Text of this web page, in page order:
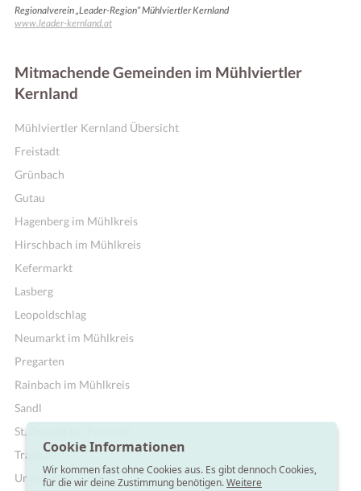
Regionalverein „Leader-Region“ Mühlviertler Kernland
www.leader-kernland.at
Mitmachende Gemeinden im Mühlviertler
Kernland
Mühlviertler Kernland Übersicht
Freistadt
Grünbach
Gutau
Hagenberg im Mühlkreis
Hirschbach im Mühlkreis
Kefermarkt
Lasberg
Leopoldschlag
Neumarkt im Mühlkreis
Pregarten
Rainbach im Mühlkreis
Sandl
St. Oswald bei Freistadt
Tragwein
Unterweitersdorf
Cookie Informationen
Wir kommen fast ohne Cookies aus. Es gibt dennoch Cookies,
für die wir deine Zustimmung benötigen.Weitere